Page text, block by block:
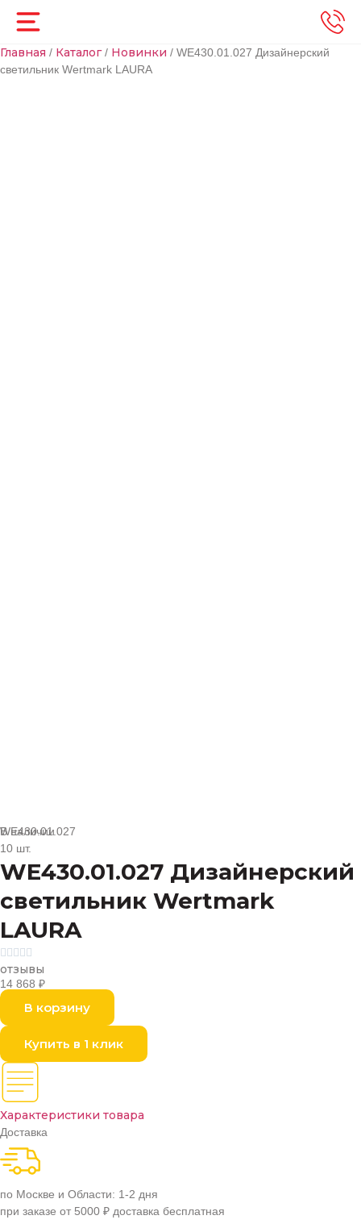
Главная / Каталог/ Новинки / WE430.01.027 Дизайнерский
светильник Wertmark LAURA
В наличии
10 шт.
WE430.01.027 Дизайнерский
светильник Wertmark
LAURA
WE430.01.027
    
отзывы
14 868 ₽
В корзину
Купить в 1 клик
Характеристики товара
Доставка
по Москве и Области: 1-2 дня
при заказе от 5000 ₽ доставка бесплатная